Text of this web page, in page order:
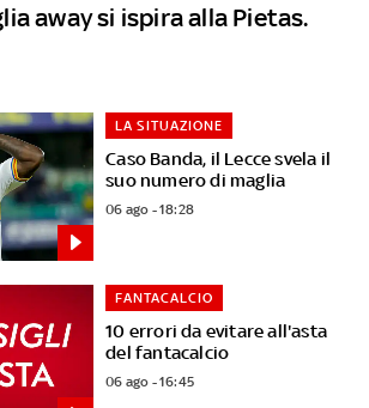
away si ispira alla Pietas.
Caso Banda, il Lecce svela il
suo numero di maglia
LA SITUAZIONE
06 ago - 18:28
10 errori da evitare all'asta
del fantacalcio
FANTACALCIO
06 ago - 16:45